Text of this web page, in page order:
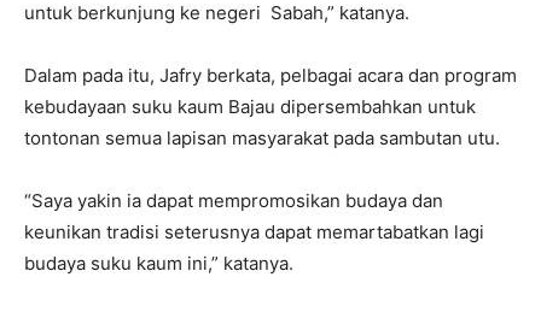
untuk berkunjung ke negeri Sabah,” katanya.
Dalam pada itu, Jafry berkata, pelbagai acara dan program
kebudayaan suku kaum Bajau dipersembahkan untuk
tontonan semua lapisan masyarakat pada sambutan utu.
“Saya yakin ia dapat mempromosikan budaya dan
keunikan tradisi seterusnya dapat memartabatkan lagi
budaya suku kaum ini,” katanya.